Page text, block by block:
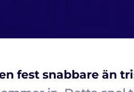
fest snabbare än